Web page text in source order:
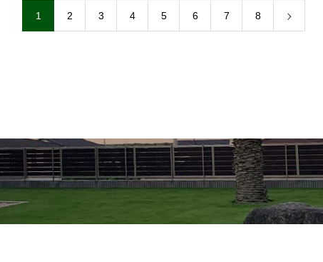
1 2 3 4 5 6 7 8